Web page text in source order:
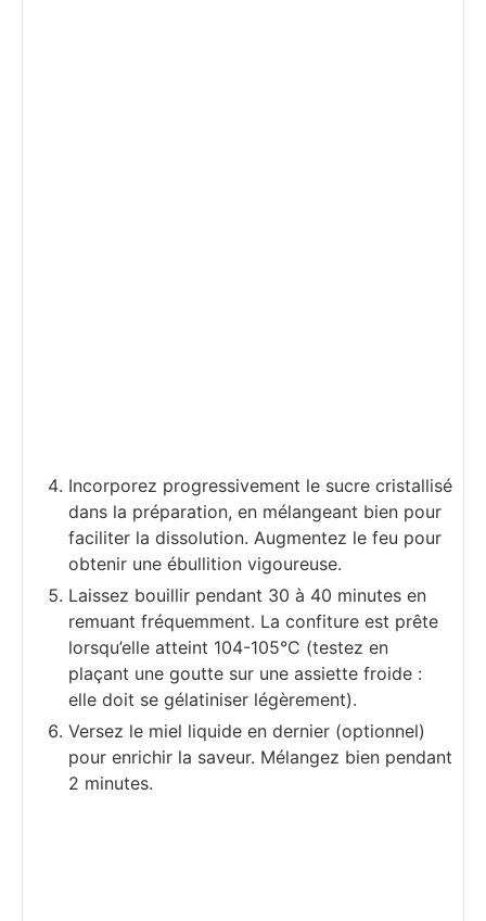
Incorporez progressivement le sucre cristallisé
dans la préparation, en mélangeant bien pour
faciliter la dissolution. Augmentez le feu pour
obtenir une ébullition vigoureuse.
Laissez bouillir pendant 30 à 40 minutes en
remuant fréquemment. La confiture est prête
lorsqu’elle atteint 104-105°C (testez en
plaçant une goutte sur une assiette froide :
elle doit se gélatiniser légèrement).
Versez le miel liquide en dernier (optionnel)
pour enrichir la saveur. Mélangez bien pendant
2 minutes.